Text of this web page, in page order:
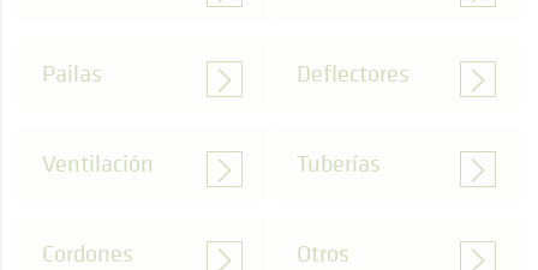
Pailas Deflectores
Ventilación Tuberías
Cordones Otros